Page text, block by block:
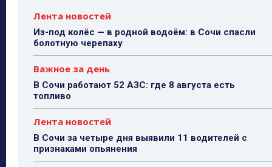
Лента новостей
Из-под колёс — в родной водоём: в Сочи спасли
болотную черепаху
Важное за день
В Сочи работают 52 АЗС: где 8 августа есть
топливо
Лента новостей
В Сочи за четыре дня выявили 11 водителей с
признаками опьянения